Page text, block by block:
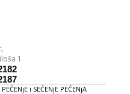
1
i SEČENjE PEČENjA